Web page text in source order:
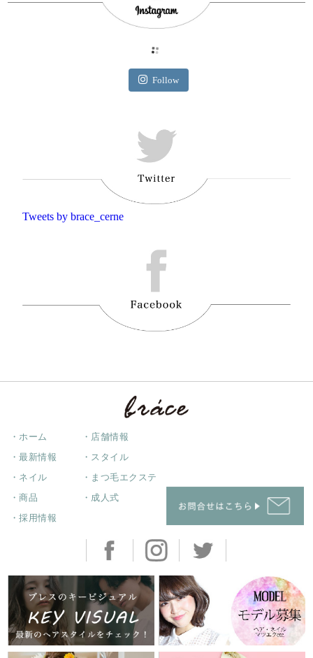
Follow
Tweets by brace_cerne
・ホーム ・店舗情報
・最新情報 ・スタイル
・ネイル ・まつ毛エクステ
・商品 ・成人式
・採用情報